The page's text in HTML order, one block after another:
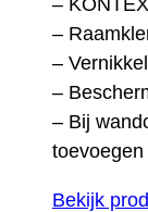
–
–
–
– Bij
Bekijk